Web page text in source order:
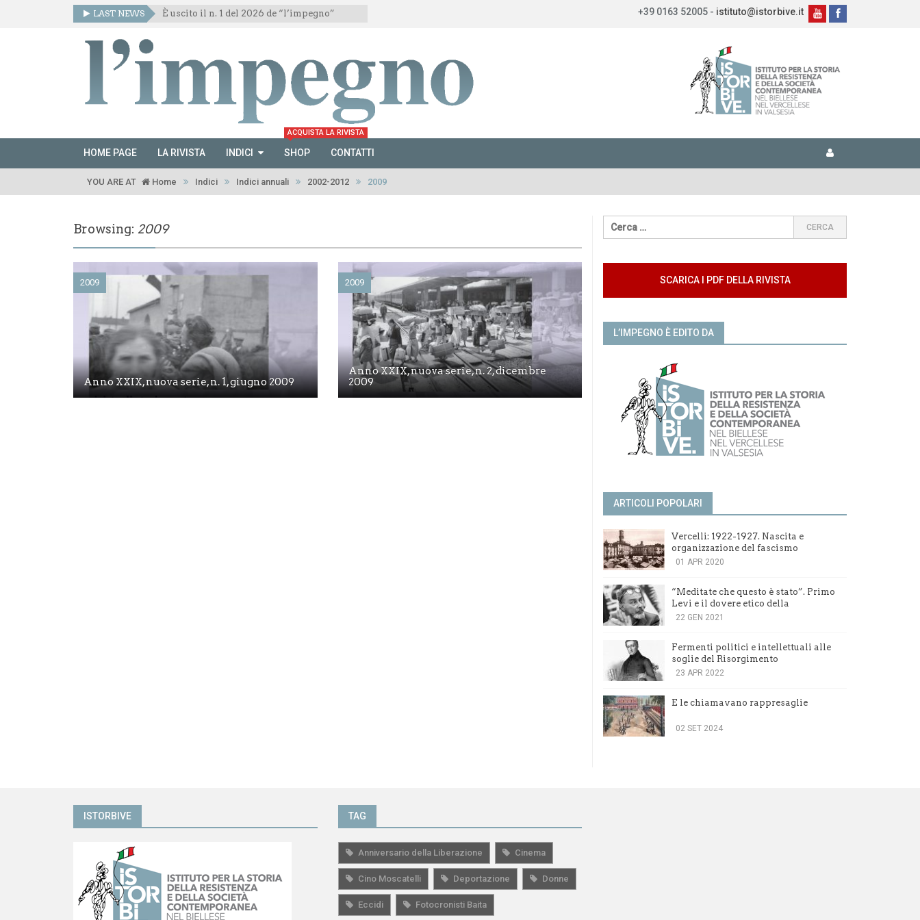
LAST NEWS È uscito il n. 1 del 2026 de “l’impegno” +39 0163 52005 - istituto@istorbive.it
HOME PAGE LA RIVISTA INDICI SHOP
ACQUISTA LA RIVISTA
CONTATTI
YOU ARE AT Home Indici Indici annuali 2002-2012 2009
Browsing: 2009
2009
Anno XXIX, nuova serie, n. 1, giugno 2009
2009
Anno XXIX, nuova serie, n. 2, dicembre
2009
SCARICA I PDF DELLA RIVISTA
L’IMPEGNO È EDITO DA
ARTICOLI POPOLARI
Vercelli: 1922-1927. Nascita e
organizzazione del fascismo
01 APR 2020
“Meditate che questo è stato”. Primo
Levi e il dovere etico della
testimonianza
22 GEN 2021
Fermenti politici e intellettuali alle
soglie del Risorgimento
23 APR 2022
E le chiamavano rappresaglie
02 SET 2024
ISTORBIVE TAG
Anniversario della Liberazione Cinema
Cino Moscatelli Deportazione Donne
Eccidi Fotocronisti Baita